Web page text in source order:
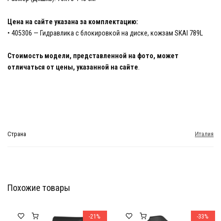
Цена на сайте указана за комплектацию:
• 405306 — Гидравлика с блокировкой на диске, кожзам SKAI 789L
Стоимость модели, представленной на фото, может
отличаться от цены, указанной на сайте.
Страна Италия
Похожие товары
-21%
-33%